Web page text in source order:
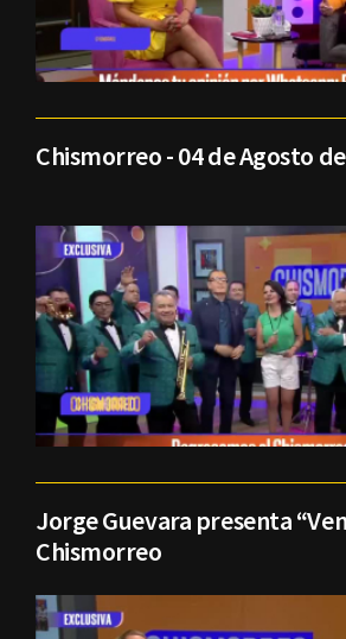
Chismorreo - 04 de Agosto
Jorge Guevara presenta
Chismorreo